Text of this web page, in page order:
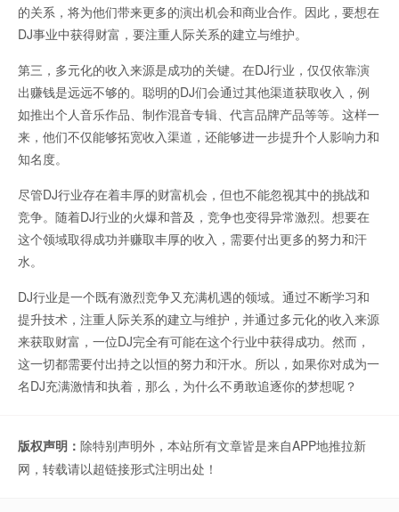
的关系，将为他们带来更多的演出机会和商业合作。因此，要想在
DJ事业中获得财富，要注重人际关系的建立与维护。
第三，多元化的收入来源是成功的关键。在DJ行业，仅仅依靠演
出赚钱是远远不够的。聪明的DJ们会通过其他渠道获取收入，例
如推出个人音乐作品、制作混音专辑、代言品牌产品等等。这样一
来，他们不仅能够拓宽收入渠道，还能够进一步提升个人影响力和
知名度。
尽管DJ行业存在着丰厚的财富机会，但也不能忽视其中的挑战和
竞争。随着DJ行业的火爆和普及，竞争也变得异常激烈。想要在
这个领域取得成功并赚取丰厚的收入，需要付出更多的努力和汗
水。
DJ行业是一个既有激烈竞争又充满机遇的领域。通过不断学习和
提升技术，注重人际关系的建立与维护，并通过多元化的收入来源
来获取财富，一位DJ完全有可能在这个行业中获得成功。然而，
这一切都需要付出持之以恒的努力和汗水。所以，如果你对成为一
名DJ充满激情和执着，那么，为什么不勇敢追逐你的梦想呢？
版权声明： 除特别声明外，本站所有文章皆是来自APP地推拉新
网，转载请以超链接形式注明出处！